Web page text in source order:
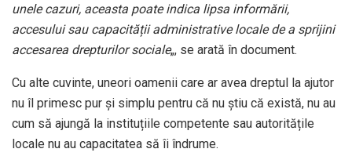
unele cazuri, aceasta poate indica lipsa informării,
accesului sau capacității administrative locale de a sprijini
accesarea drepturilor sociale„, se arată în document.
Cu alte cuvinte, uneori oamenii care ar avea dreptul la ajutor
nu îl primesc pur și simplu pentru că nu știu că există, nu au
cum să ajungă la instituțiile competente sau autoritățile
locale nu au capacitatea să îi îndrume.